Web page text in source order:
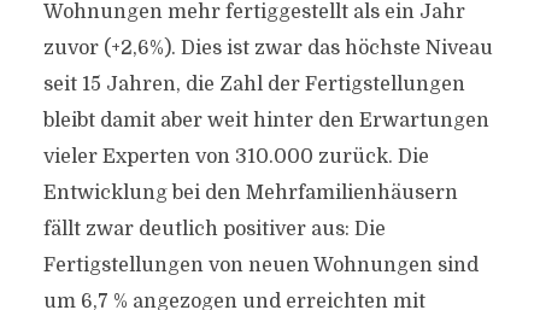
Wohnungen mehr fertiggestellt als ein Jahr
zuvor (+2,6%). Dies ist zwar das höchste Niveau
seit 15 Jahren, die Zahl der Fertigstellungen
bleibt damit aber weit hinter den Erwartungen
vieler Experten von 310.000 zurück. Die
Entwicklung bei den Mehrfamilienhäusern
fällt zwar deutlich positiver aus: Die
Fertigstellungen von neuen Wohnungen sind
um 6,7 % angezogen und erreichten mit